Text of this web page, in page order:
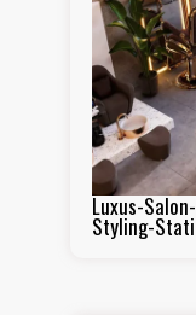
Luxus-
Styling-